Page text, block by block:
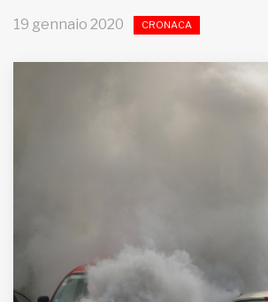
EDB edizioni - Via Brivio angolo C.
Imbonati, 89 20159 Milano (Italia)
19 gennaio 2020 CRONACA